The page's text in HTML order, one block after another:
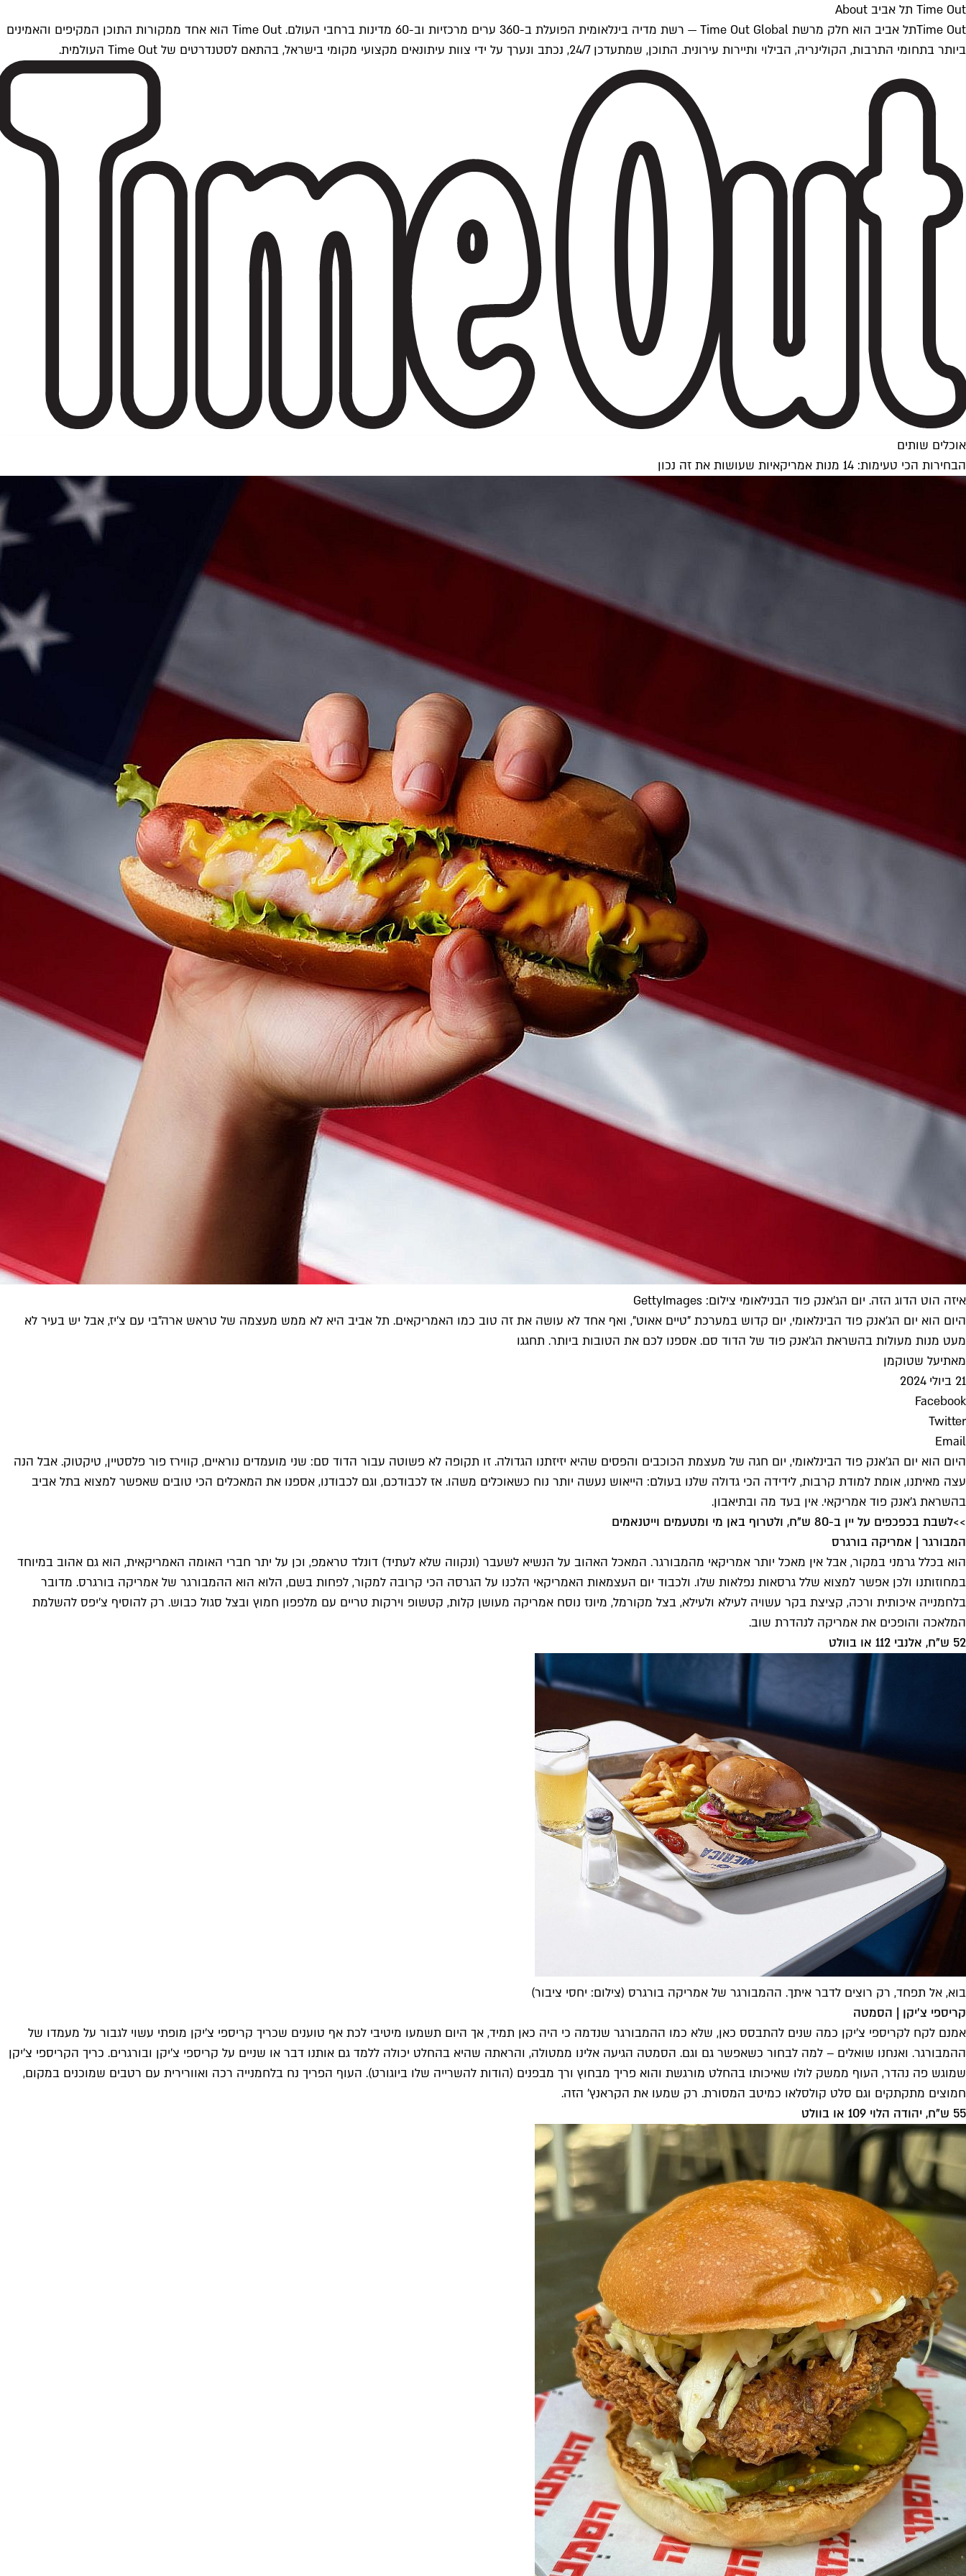
Time Out תל אביב About
Time Outתל אביב הוא חלק מרשת Time Out Global — רשת מדיה בינלאומית הפועלת ב-360 ערים מרכזיות וב-60 מדינות ברחבי העולם. Time Out הוא אחד ממקורות התוכן המקיפים והאמינים
ביותר בתחומי התרבות, הקולינריה, הבילוי ותיירות עירונית. התוכן, שמתעדכן 24/7, נכתב ונערך על ידי צוות עיתונאים מקצועי מקומי בישראל, בהתאם לסטנדרטים של Time Out העולמית.
אוכלים שותים
הבחירות הכי טעימות: 14 מנות אמריקאיות שעושות את זה נכון
איזה הוט הדוג הזה. יום הג'אנק פוד הבנילאומי צילום: GettyImages
היום הוא יום הג'אנק פוד הבינלאומי, יום קדוש במערכת "טיים אאוט", ואף אחד לא עושה את זה טוב כמו האמריקאים. תל אביב היא לא ממש מעצמה של טראש ארה"בי עם צ'יז, אבל יש בעיר לא
מעט מנות מעולות בהשראת הג'אנק פוד של הדוד סם. אספנו לכם את הטובות ביותר. תחגגו
מאתיעל שטוקמן
21 ביולי 2024
Facebook
Twitter
Email
היום הוא יום הג'אנק פוד הבינלאומי, יום חגה של מעצמת הכוכבים והפסים שהיא יזיזתנו הגדולה. זו תקופה לא פשוטה עבור הדוד סם: שני מועמדים נוראיים, קווירז פור פלסטיין, טיקטוק. אבל הנה
עצה מאיתנו, אומת למודת קרבות, לידידה הכי גדולה שלנו בעולם: הייאוש נעשה יותר נוח כשאוכלים משהו. אז לכבודכם, וגם לכבודנו, אספנו את המאכלים הכי טובים שאפשר למצוא בתל אביב
בהשראת ג'אנק פוד אמריקאי. אין בעד מה ובתיאבון.
>>לשבת בכפכפים על יין ב-80 ש"ח, ולטרוף באן מי ומטעמים וייטנאמים
המבורגר | אמריקה בורגרס
הוא בכלל גרמני במקור, אבל אין מאכל יותר אמריקאי מהמבורגר. המאכל האהוב על הנשיא לשעבר (ונקווה שלא לעתיד) דונלד טראמפ, וכן על יתר חברי האומה האמריקאית, הוא גם אהוב במיוחד
במחוזותנו ולכן אפשר למצוא שלל גרסאות נפלאות שלו. ולכבוד יום העצמאות האמריקאי הלכנו על הגרסה הכי קרובה למקור, לפחות בשם, הלוא הוא ההמבורגר של אמריקה בורגרס. מדובר
בלחמנייה איכותית ורכה, קציצת בקר עשויה לעילא ולעילא, בצל מקורמל, מיונז נוסח אמריקה מעושן קלות, קטשופ וירקות טריים עם מלפפון חמוץ ובצל סגול כבוש. רק להוסיף צ'יפס להשלמת
המלאכה והופכים את אמריקה לנהדרת שוב.
52 ש"ח, אלנבי 112 או בוולט
בוא, אל תפחד, רק רוצים לדבר איתך. ההמבורגר של אמריקה בורגרס (צילום: יחסי ציבור)
קריספי צ'יקן | הסמטה
אמנם לקח לקריספי צ'יקן כמה שנים להתבסס כאן, שלא כמו ההמבורגר שנדמה כי היה כאן תמיד, אך היום תשמעו מיטיבי לכת אף טוענים שכריך קריספי צ'יקן מופתי עשוי לגבור על מעמדו של
ההמבורגר. ואנחנו שואלים – למה לבחור כשאפשר גם וגם. הסמטה הגיעה אלינו ממטולה, והראתה שהיא בהחלט יכולה ללמד גם אותנו דבר או שניים על קריספי צ'יקן ובורגרים. כריך הקריספי צ'יקן
שמוגש פה נהדר, העוף ממשק לולו שאיכותו בהחלט מורגשת והוא פריך מבחוץ ורך מבפנים (הודות להשרייה שלו ביוגורט). העוף הפריך נח בלחמנייה רכה ואוורירית עם רטבים שמוכנים במקום,
חמוצים מתקתקים וגם סלט קולסלאו כמיטב המסורת. רק שמעו את הקראנץ' הזה.
55 ש"ח, יהודה הלוי 109 או בוולט